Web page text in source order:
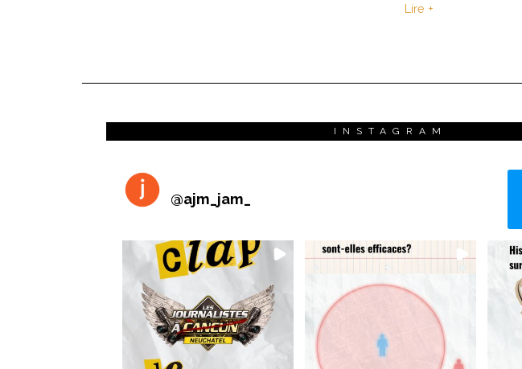
Lire +
INSTAGRAM
@ajm_jam_